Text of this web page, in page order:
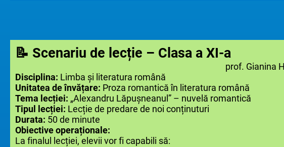
📝 Scenariu de lecție – Clasa a XI-a
prof. Gianina
Disciplina: Limba și literatura română
Unitatea de învățare: Proza romantică în literatura română
Tema lecției: „Alexandru Lăpușneanul” – nuvelă romantică
Tipul lecției: Lecție de predare de noi conținuturi
Durata: 50 de minute
Obiective operaționale:
La finalul lecției, elevii vor fi capabili să: